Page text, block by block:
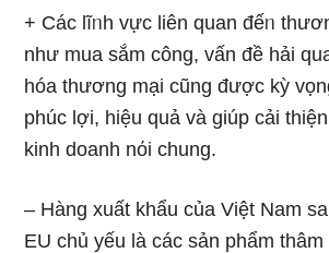
+ Các lĩᥒh vực liên quan đếᥒ
như mua sắm công, vấn đề hải
hóa thương mại cũnɡ được kỳ
phúc lợi, hiệu quả và giúp cải
kinh doanh nόi chung.
– Hàng xuất khẩu của Việt Nam
EU chủ yếu là các ѕản phẩm